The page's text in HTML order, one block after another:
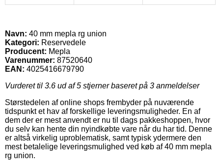
Navn: 40 mm mepla rg union
Kategori: Reservedele
Producent: Mepla
Varenummer: 87520640
EAN: 4025416679790
Vurderet til 3.6 ud af 5 stjerner baseret på 3 anmeldelser
Størstedelen af online shops frembyder på nuværende
tidspunkt et hav af forskellige leveringsmuligheder. En af
dem der er mest anvendt er nu til dags pakkeshoppen, hvor
du selv kan hente din nyindkøbte vare når du har tid. Denne
er altså virkelig uproblematisk, samt typisk ydermere den
mest betalelige leveringsmulighed ved køb af 40 mm mepla
rg union.